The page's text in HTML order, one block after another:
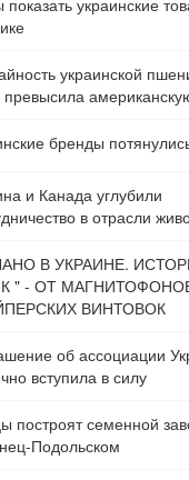
показать украинские
украинской
превысила
бренды
и Канада углубили
в отрасли
В УКРАИНЕ.
" - ОТ
ВИНТОВОК
об ассоциации
вступила в силу
построят семенной
Подольском